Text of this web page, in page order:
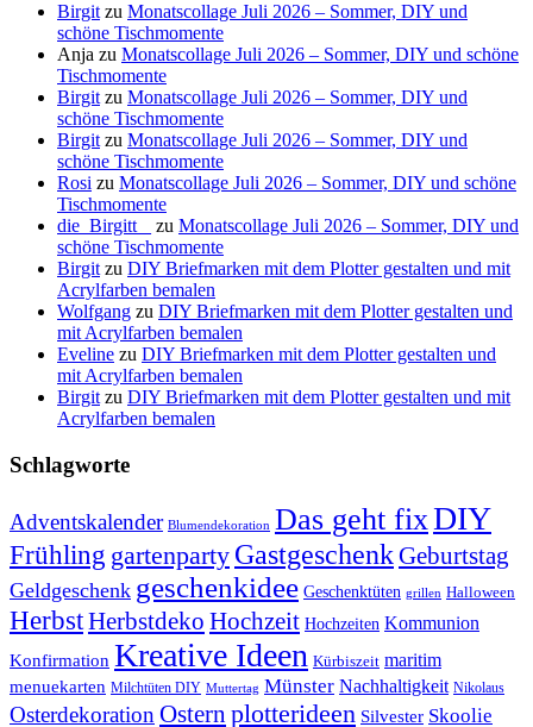
Birgit zu Monatscollage Juli 2026 – Sommer, DIY und
schöne Tischmomente
Anja zu Monatscollage Juli 2026 – Sommer, DIY und schöne
Tischmomente
Birgit zu Monatscollage Juli 2026 – Sommer, DIY und
schöne Tischmomente
Birgit zu Monatscollage Juli 2026 – Sommer, DIY und
schöne Tischmomente
Rosi zu Monatscollage Juli 2026 – Sommer, DIY und schöne
Tischmomente
die_Birgitt _
zu Monatscollage Juli 2026 – Sommer, DIY und
schöne Tischmomente
Birgit zu DIY Briefmarken mit dem Plotter gestalten und mit
Acrylfarben bemalen
Wolfgang zu DIY Briefmarken mit dem Plotter gestalten und
mit Acrylfarben bemalen
Eveline zu DIY Briefmarken mit dem Plotter gestalten und
mit Acrylfarben bemalen
Birgit zu DIY Briefmarken mit dem Plotter gestalten und mit
Acrylfarben bemalen
Schlagworte
Adventskalender Blumendekoration Das geht fixDIY
Frühling gartenparty GastgeschenkGeburtstag
Geldgeschenk geschenkidee Geschenktüten grillen Halloween
HerbstHerbstdeko Hochzeit Hochzeiten Kommunion
Konfirmation Kreative Ideen Kürbiszeit maritim
menuekarten Milchtüten DIY Muttertag Münster Nachhaltigkeit Nikolaus
OsterdekorationOstern plotterideen Silvester Skoolie